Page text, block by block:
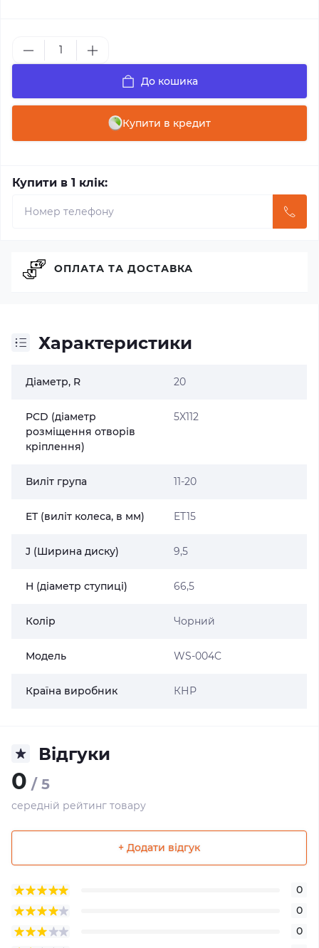
До кошика
Купити в кредит
Купити в 1 клік:
Характеристики
Діаметр, R 20
PCD (діаметр
розміщення отворів
кріплення)
5X112
Виліт група 11-20
ET (виліт колеса, в мм) ET15
J (Ширина диску) 9,5
H (діаметр ступиці) 66,5
Колір Чорний
Модель WS-004C
Країна виробник КНР
Відгуки
0 / 5
середній рейтинг товару
+ Додати відгук
0
0
0
ОПЛАТА ТА ДОСТАВКА